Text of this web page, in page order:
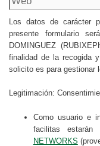
Los datos de carácter
presente formulario
DOMINGUEZ
finalidad de la recogida
solicito es para gestionar
Legitimación:
Como usuario e
facilitas
NETWORKS